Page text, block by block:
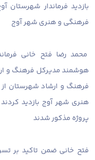
بازدید فرماندار
فرهنگی و هنری شهر آوج
محمد رضا فتح خانی
هوشمند مدیرکل فرهنگ و
فرهنگ و ارشاد شهرستان
هنری شهر آوج بازدید
پروژه مذکور شدند
فتح خانی ضمن تاکید بر